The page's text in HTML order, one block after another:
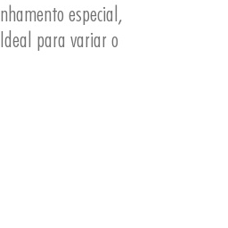
especial,
para variar o